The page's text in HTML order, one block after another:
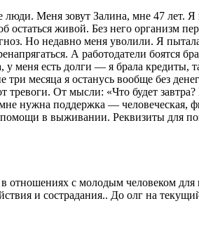
Меня зовут Залина, мне 47 лет.
живой. Без него организм
Но недавно меня уволили. Я
А работодатели боятся
меня есть долги — я брала кредиты,
месяца я останусь вообще без
От мысли: «Что будет
нужна поддержка —
в выживании. Реквизиты для
отношениях с молодым человеком
и сострадания.. До олг на